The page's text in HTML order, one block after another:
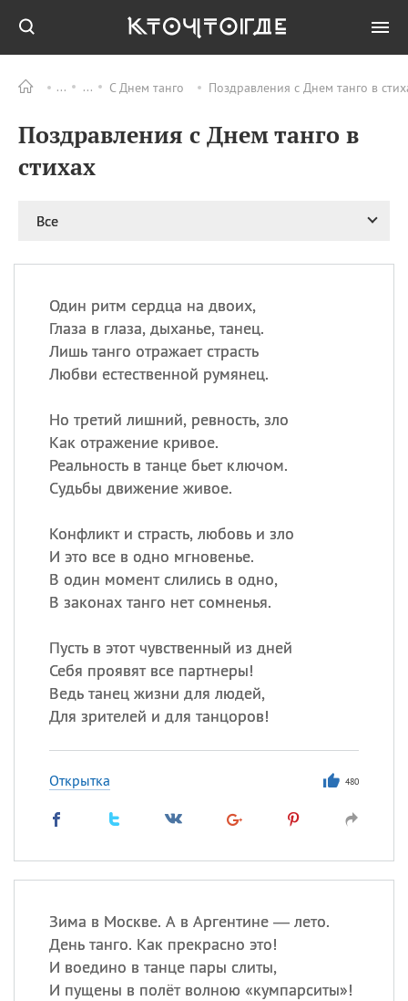
С Днем танго Поздравления с Днем танго в
Поздравления с Днем танго в
стихах
Все
Один ритм сердца на двоих,
Глаза в глаза, дыханье, танец.
Лишь танго отражает страсть
Любви естественной румянец.
Но третий лишний, ревность, зло
Как отражение кривое.
Реальность в танце бьет ключом.
Судьбы движение живое.
Конфликт и страсть, любовь и зло
И это все в одно мгновенье.
В один момент слились в одно,
В законах танго нет сомненья.
Пусть в этот чувственный из дней
Себя проявят все партнеры!
Ведь танец жизни для людей,
Для зрителей и для танцоров!
Открытка 480
Зима в Москве. А в Аргентине — лето.
День танго. Как прекрасно это!
И воедино в танце пары слиты,
И пущены в полёт волною «кумпарситы»!
ПРАЗДНИКИ Все
09.08 День памяти
Николая Чудотворца
11.08 День полета на
11.08 День Святой Клары —
покровительницы
телевидения
Сегодня празднуют именины
Герман
Анфиса
Посмотреть значение